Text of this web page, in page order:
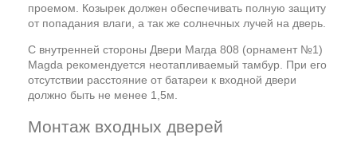
проемом. Козырек должен обеспечивать полную защиту
от попадания влаги, а так же солнечных лучей на дверь.
С внутренней стороны Двери Магда 808 (орнамент №1)
Magda рекомендуется неотапливаемый тамбур. При его
отсутствии расстояние от батареи к входной двери
должно быть не менее 1,5м.
Монтаж входных дверей